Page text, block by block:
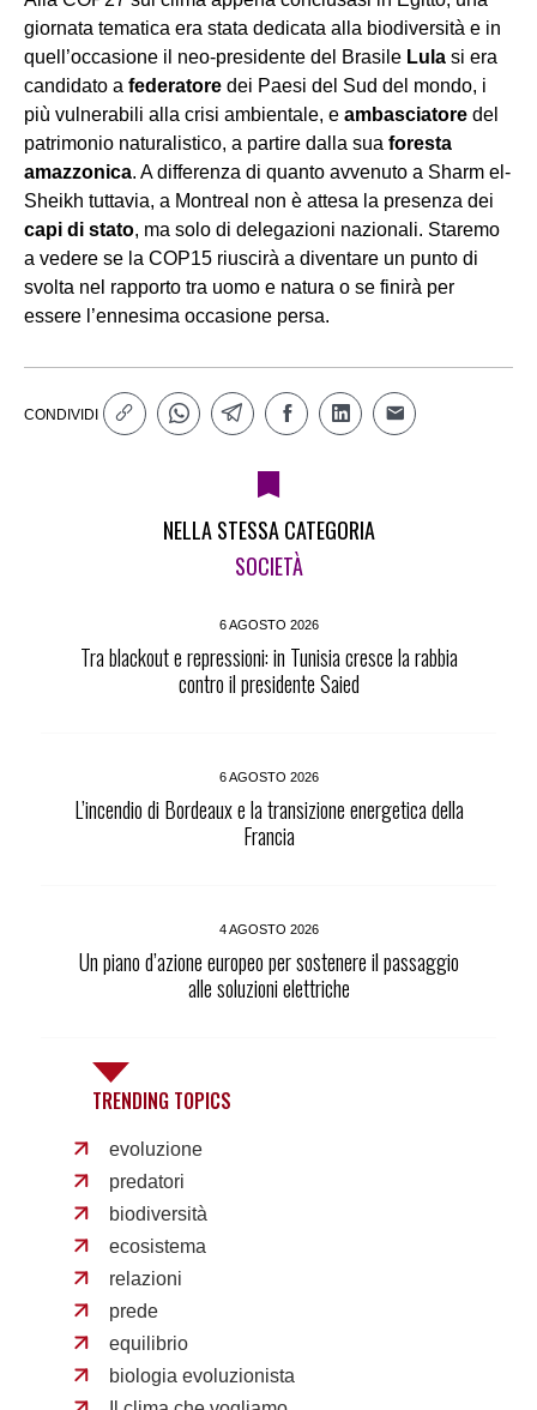
giornata tematica era stata dedicata alla biodiversità e in
quell’occasione il neo-presidente del Brasile Lula si era
candidato a federatore dei Paesi del Sud del mondo, i
più vulnerabili alla crisi ambientale, e ambasciatore del
patrimonio naturalistico, a partire dalla sua foresta
amazzonica. A differenza di quanto avvenuto a Sharm el-
Sheikh tuttavia, a Montreal non è attesa la presenza dei
capi di stato, ma solo di delegazioni nazionali. Staremo
a vedere se la COP15 riuscirà a diventare un punto di
svolta nel rapporto tra uomo e natura o se finirà per
essere l’ennesima occasione persa.
CONDIVIDI
NELLA STESSA CATEGORIA
SOCIETÀ
6 AGOSTO 2026
Tra blackout e repressioni: in Tunisia cresce la rabbia
contro il presidente Saied
6 AGOSTO 2026
L’incendio di Bordeaux e la transizione energetica della
Francia
4 AGOSTO 2026
Un piano d’azione europeo per sostenere il passaggio
alle soluzioni elettriche
TRENDING TOPICS
evoluzione
predatori
biodiversità
ecosistema
relazioni
prede
equilibrio
biologia evoluzionista